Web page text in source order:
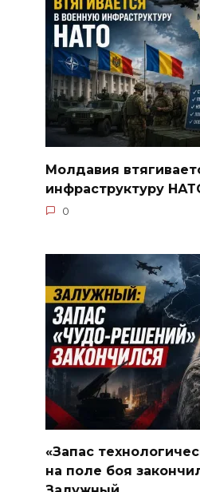
Молдавия
инфраструктуру
0
«Запас
на поле боя